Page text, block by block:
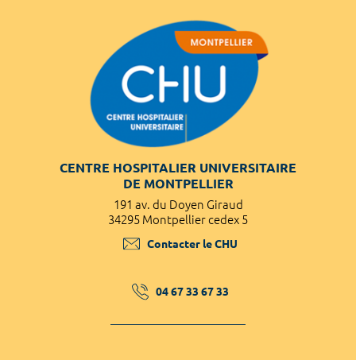
CENTRE HOSPITALIER UNIVERSITAIRE
DE MONTPELLIER
191 av. du Doyen Giraud
34295 Montpellier cedex 5
Contacter le CHU
04 67 33 67 33